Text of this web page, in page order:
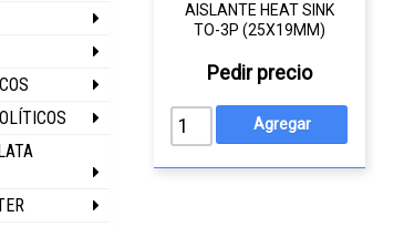
AISLANTE HEAT SINK
TO-3P (25X19MM)
Pedir precio